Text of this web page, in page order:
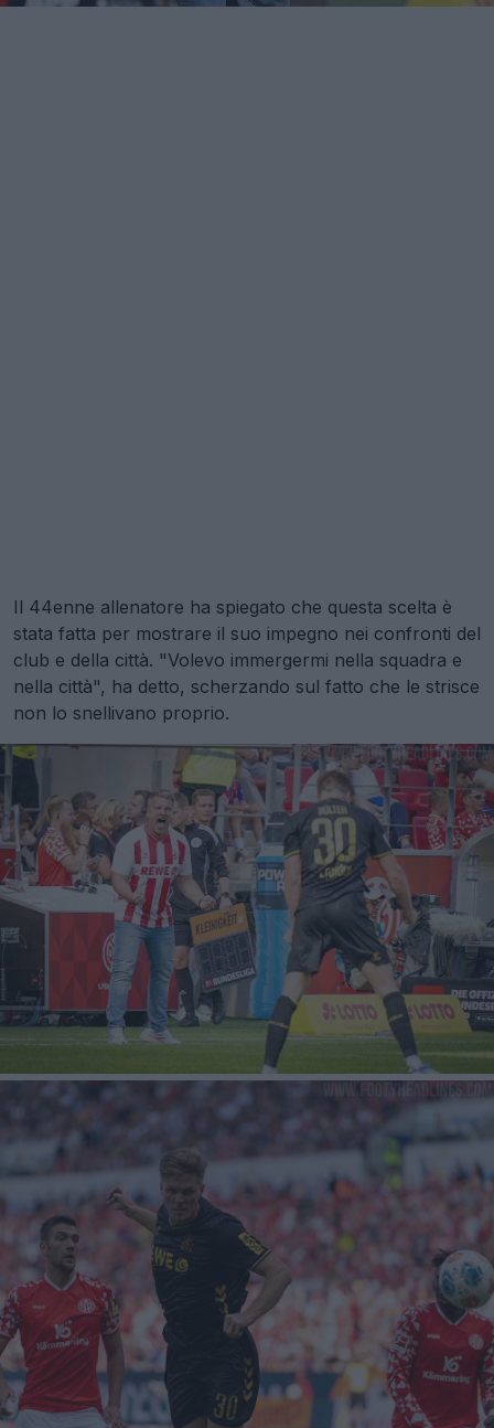
Il 44enne allenatore ha spiegato che questa scelta è
stata fatta per mostrare il suo impegno nei confronti del
club e della città. "Volevo immergermi nella squadra e
nella città", ha detto, scherzando sul fatto che le strisce
non lo snellivano proprio.